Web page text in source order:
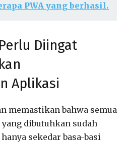
PWA yang berhasil.
Diingat
Aplikasi
memastikan bahwa semua
dibutuhkan sudah
sekedar basa-basi